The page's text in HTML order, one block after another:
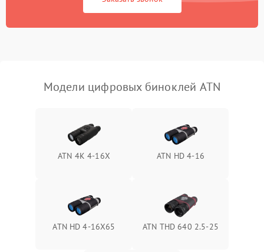
Модели цифровых биноклей ATN
ATN 4K 4-16X ATN HD 4-16
ATN HD 4-16X65 ATN THD 640 2.5-25